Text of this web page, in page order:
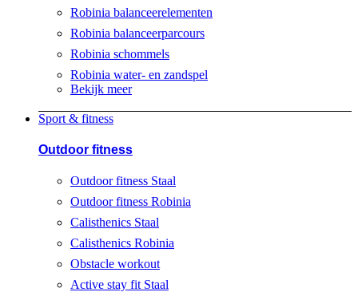
Robinia balanceerelementen
Robinia balanceerparcours
Robinia schommels
Robinia water- en zandspel
Bekijk meer
Sport & fitness
Outdoor fitness
Outdoor fitness Staal
Outdoor fitness Robinia
Calisthenics Staal
Calisthenics Robinia
Obstacle workout
Active stay fit Staal